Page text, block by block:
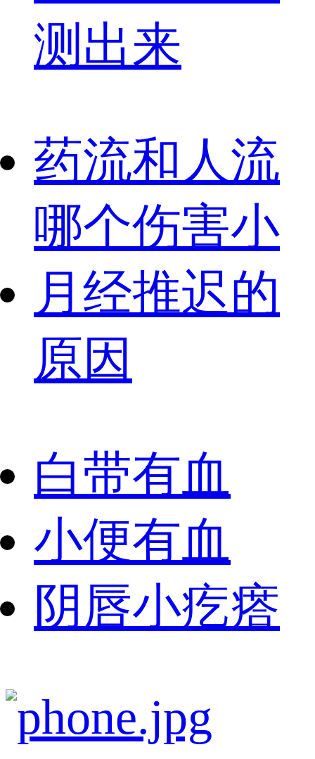
测出来
药流和人流
哪个伤害小
月经推迟的
原因
白带有血
小便有血
阴唇小疙瘩